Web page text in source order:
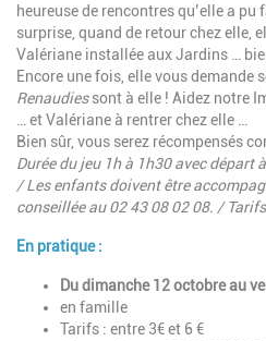
heureuse de rencontres qu’elle a pu
surprise, quand de retour chez elle,
Valériane installée aux Jardins …
Encore une fois, elle vous demande
Renaudiessont à elle ! Aidez notre
… et Valériane à rentrer chez elle …
Bien sûr, vous serez récompensés
Durée du jeu 1h à 1h30 avec départ
/ Les enfants doivent être
conseillée au 02 43 08 02 08. /
En pratique :
Du dimanche 12 octobre au
en famille
Tarifs : entre 3€ et 6 €